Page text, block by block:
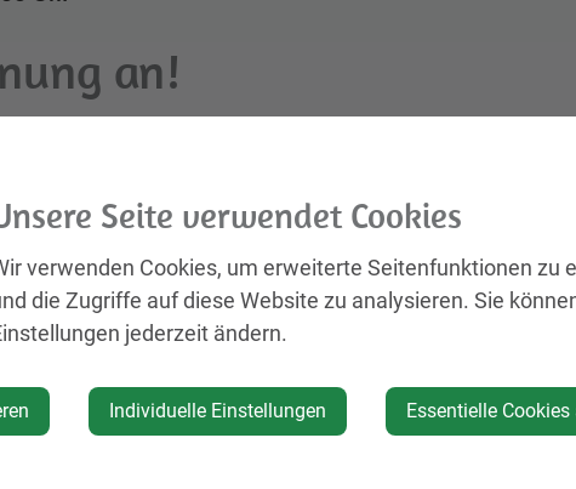
an!
Hektik und ein aktiver Alltag begleiten viele Menschen.
Zeit für uns selbst nehmen und neue Kraft tanken
Gang zurückzuschalten und einfache, alltagstauglichen
dabei unterstützen, mehr zur Ruhe zu kommen,
Abende bauen nicht aufeinander auf und können einzeln
Muskelentspannung • Autogenes Training •
Atemtechniken • Elemente des mentalen Trainings
Seite verwendet Cookies
verwenden Cookies, um erweiterte Seitenfunktionen zu
die Zugriffe auf diese Website zu analysieren. Sie
jederzeit ändern.
Individuelle Einstellungen Essentielle